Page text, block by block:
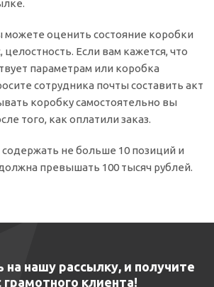
оценить состояние коробки
целостность. Если вам кажется, что
параметрам или коробка
сотрудника почты составить акт
коробку самостоятельно вы
того, как оплатили заказ.
не больше 10 позиций и
превышать 100 тысяч рублей.
нашу рассылку, и получите
грамотного клиента!